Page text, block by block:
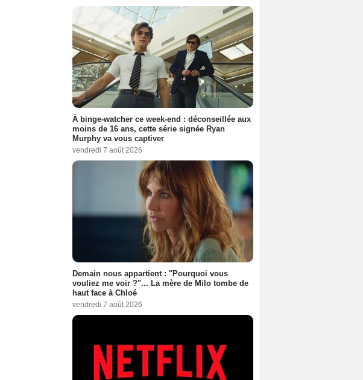
À binge-watcher ce week-end : déconseillée aux
moins de 16 ans, cette série signée Ryan
Murphy va vous captiver
vendredi 7 août 2026
Demain nous appartient : "Pourquoi vous
vouliez me voir ?"... La mère de Milo tombe de
haut face à Chloé
vendredi 7 août 2026